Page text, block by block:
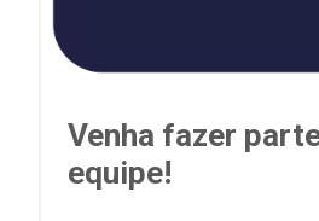
Venha fazer
equipe!